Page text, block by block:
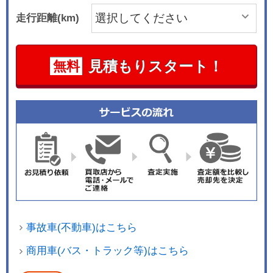
されている。2006年5月からの06年モデルでは、
パワーリフトゲートを採用したほか、ドアの開口
部を変更して乗降性を改善し、新デザインのアル
ミホイールを採用した。
走行距離(km)
無料 見積もりスタート！
事故車(不動車)はこちら
商用車(バス・トラック等)はこちら